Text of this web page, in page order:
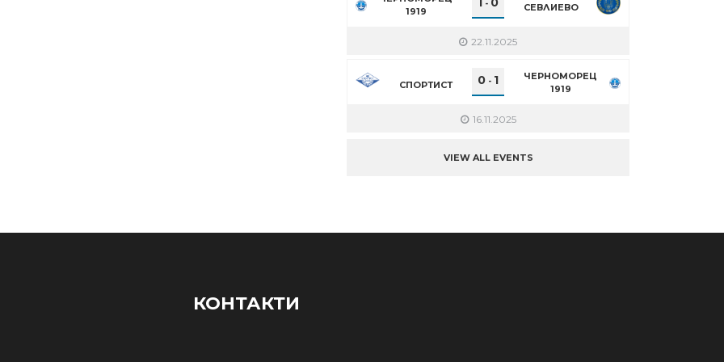
1919
- СЕВЛИЕВО
22.11.2025
СПОРТИСТ 0 - 1
ЧЕРНОМОРЕЦ
1919
16.11.2025
VIEW ALL EVENTS
КОНТАКТИ